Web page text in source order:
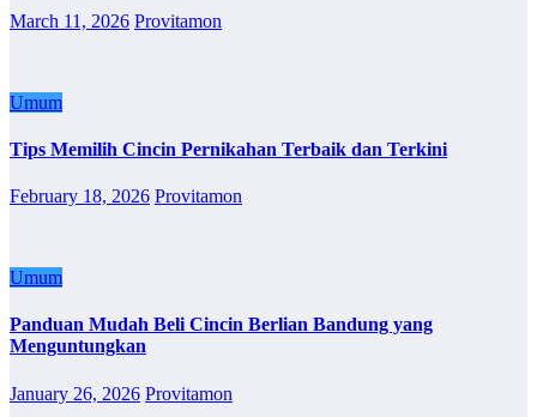
March 11, 2026 Provitamon
Umum
Tips Memilih Cincin Pernikahan Terbaik dan Terkini
February 18, 2026 Provitamon
Umum
Panduan Mudah Beli Cincin Berlian Bandung yang
Menguntungkan
January 26, 2026 Provitamon